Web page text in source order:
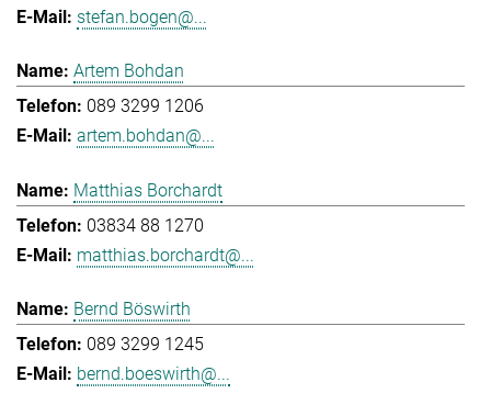
stefan.bogen@...
Artem Bohdan
089 3299 1206
artem.bohdan@...
Matthias Borchardt
03834 88 1270
matthias.borchardt@...
Bernd Böswirth
089 3299 1245
bernd.boeswirth@...